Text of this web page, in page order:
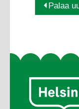
Palaa